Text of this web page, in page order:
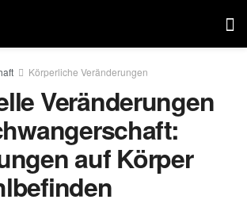
Körperliche Veränderungen
Veränderungen
auf Körper